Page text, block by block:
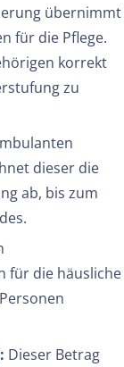
übernimmt
für die Pflege.
korrekt
zu
dieser die
ab, bis zum
für die häusliche
Dieser Betrag